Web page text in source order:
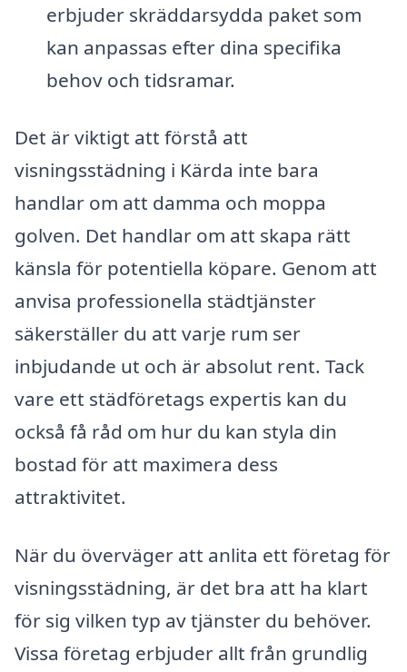
erbjuder skräddarsydda paket som
kan anpassas efter dina specifika
behov och tidsramar.
Det är viktigt att förstå att
visningsstädning i Kärda inte bara
handlar om att damma och moppa
golven. Det handlar om att skapa rätt
känsla för potentiella köpare. Genom att
anvisa professionella städtjänster
säkerställer du att varje rum ser
inbjudande ut och är absolut rent. Tack
vare ett städföretags expertis kan du
också få råd om hur du kan styla din
bostad för att maximera dess
attraktivitet.
När du överväger att anlita ett företag för
visningsstädning, är det bra att ha klart
för sig vilken typ av tjänster du behöver.
Vissa företag erbjuder allt från grundlig